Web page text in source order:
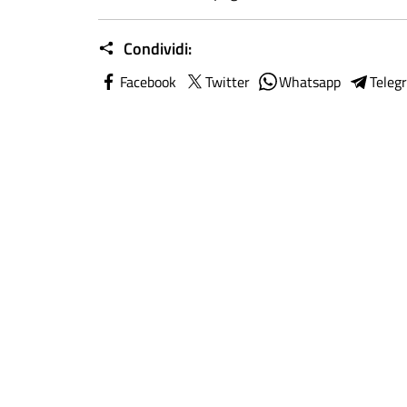
Condividi:
Facebook Twitter Whatsapp